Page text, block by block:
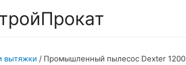
вытяжки / Промышленный пылесос Dexter 1200